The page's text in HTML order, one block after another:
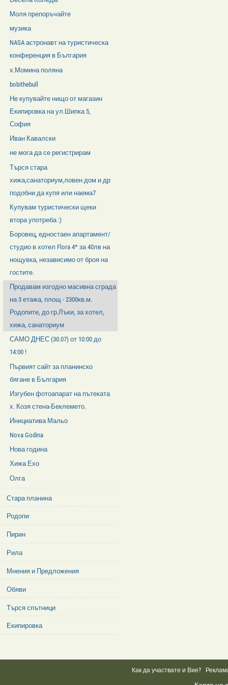
Моля препоръчайте
музика
NASA астронавт на туристическа
конференция в България
х.Момина поляна
bobithebull
Не купувайте нищо от магазин
Екипировка на ул.Шипка 5,
София
Иван Кавалски
не мога да се регистрирам
Търся стара
хижа,санаториум,ловен дом и др
подобни да купя или наема7
Купувам туристически щеки
втора употреба :)
Боровец, едностаен апартамент/
студио в хотел Flora 4* за 40лв на
нощувка, независимо от броя на
гостите.
Продавам изгодно масивна сграда
на 3 етажа, площ - 2300кв.м.
Родопите, до гр.Лъки, за хотел,
хижа, санаториум
САМО ДНЕС (30.07) от 10:00 до
14:00 !
Първият сайт за планинско
бягане в България
Изгубен фотоапарат на пътеката
х. Козя стена-Беклемето.
Инициатива Мальо
Nova Godina
Нова година
Хижа Ехо
Олга
Стара планина
Родопи
Пирин
Рила
Мнения и Предложения
Обяви
Търся спътници
Екипировка
Как да участвате и Вие?